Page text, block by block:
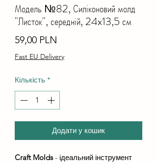
Модель №82, Силіконовий молд
"Листок", середній, 24x13,5 см
59,00 PLN
Fast EU Delivery
Кількість *
Додати у кошик
Craft Molds- ідеальний інструмент